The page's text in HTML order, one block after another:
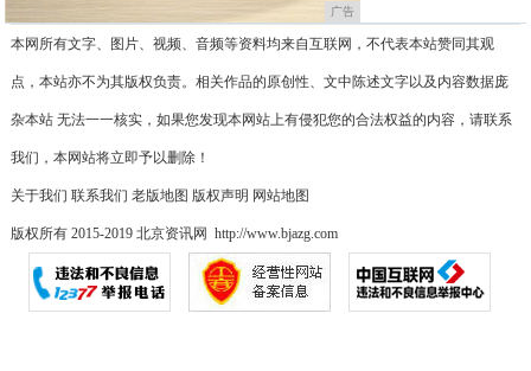
广告
本网所有文字、图片、视频、音频等资料均来自互联网，不代表本站赞同其观
点，本站亦不为其版权负责。相关作品的原创性、文中陈述文字以及内容数据庞
杂本站 无法一一核实，如果您发现本网站上有侵犯您的合法权益的内容，请联系
我们，本网站将立即予以删除！
关于我们 联系我们 老版地图 版权声明 网站地图
版权所有 2015-2019 北京资讯网 http://www.bjazg.com